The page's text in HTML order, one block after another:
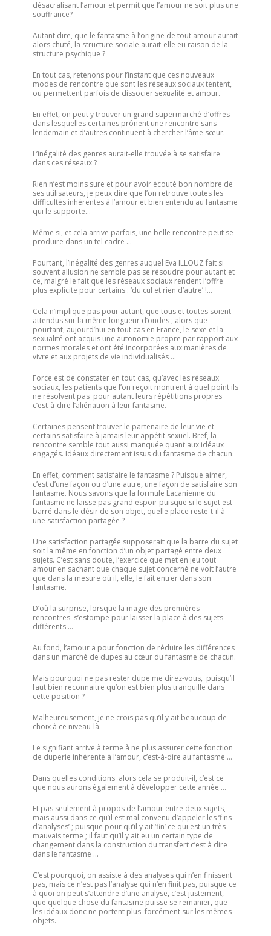
désacralisant l’amour et permit que l’amour ne soit plus une
souffrance?
Autant dire, que le fantasme à l’origine de tout amour aurait
alors chuté, la structure sociale aurait-elle eu raison de la
structure psychique ?
En tout cas, retenons pour l’instant que ces nouveaux
modes de rencontre que sont les réseaux sociaux tentent,
ou permettent parfois de dissocier sexualité et amour.
En effet, on peut y trouver un grand supermarché d’offres
dans lesquelles certaines prônent une rencontre sans
lendemain et d’autres continuent à chercher l’âme sœur.
L’inégalité des genres aurait-elle trouvée à se satisfaire
dans ces réseaux ?
Rien n’est moins sure et pour avoir écouté bon nombre de
ses utilisateurs, je peux dire que l’on retrouve toutes les
difficultés inhérentes à l’amour et bien entendu au fantasme
qui le supporte…
Même si, et cela arrive parfois, une belle rencontre peut se
produire dans un tel cadre …
Pourtant, l’inégalité des genres auquel Eva ILLOUZ fait si
souvent allusion ne semble pas se résoudre pour autant et
ce, malgré le fait que les réseaux sociaux rendent l’offre
plus explicite pour certains : ‘du cul et rien d’autre’ !…
Cela n’implique pas pour autant, que tous et toutes soient
attendus sur la même longueur d’ondes ; alors que
pourtant, aujourd’hui en tout cas en France, le sexe et la
sexualité ont acquis une autonomie propre par rapport aux
normes morales et ont été incorporées aux manières de
vivre et aux projets de vie individualisés …
Force est de constater en tout cas, qu’avec les réseaux
sociaux, les patients que l’on reçoit montrent à quel point ils
ne résolvent pas pour autant leurs répétitions propres
c’est-à-dire l’aliénation à leur fantasme.
Certaines pensent trouver le partenaire de leur vie et
certains satisfaire à jamais leur appétit sexuel. Bref, la
rencontre semble tout aussi manquée quant aux idéaux
engagés. Idéaux directement issus du fantasme de chacun.
En effet, comment satisfaire le fantasme ? Puisque aimer,
c’est d’une façon ou d’une autre, une façon de satisfaire son
fantasme. Nous savons que la formule Lacanienne du
fantasme ne laisse pas grand espoir puisque si le sujet est
barré dans le désir de son objet, quelle place reste-t-il à
une satisfaction partagée ?
Une satisfaction partagée supposerait que la barre du sujet
soit la même en fonction d’un objet partagé entre deux
sujets. C’est sans doute, l’exercice que met en jeu tout
amour en sachant que chaque sujet concerné ne voit l’autre
que dans la mesure où il, elle, le fait entrer dans son
fantasme.
D’où la surprise, lorsque la magie des premières
rencontres s’estompe pour laisser la place à des sujets
différents …
Au fond, l’amour a pour fonction de réduire les différences
dans un marché de dupes au cœur du fantasme de chacun.
Mais pourquoi ne pas rester dupe me direz-vous, puisqu’il
faut bien reconnaitre qu’on est bien plus tranquille dans
cette position ?
Malheureusement, je ne crois pas qu’il y ait beaucoup de
choix à ce niveau-là.
Le signifiant arrive à terme à ne plus assurer cette fonction
de duperie inhérente à l’amour, c’est-à-dire au fantasme …
Dans quelles conditions alors cela se produit-il, c’est ce
que nous aurons également à développer cette année …
Et pas seulement à propos de l’amour entre deux sujets,
mais aussi dans ce qu’il est mal convenu d’appeler les ‘fins
d’analyses’ ; puisque pour qu’il y ait ‘fin’ ce qui est un très
mauvais terme ; il faut qu’il y ait eu un certain type de
changement dans la construction du transfert c’est à dire
dans le fantasme …
C’est pourquoi, on assiste à des analyses qui n’en finissent
pas, mais ce n’est pas l’analyse qui n’en finit pas, puisque ce
à quoi on peut s’attendre d’une analyse, c’est justement,
que quelque chose du fantasme puisse se remanier, que
les idéaux donc ne portent plus forcément sur les mêmes
objets.